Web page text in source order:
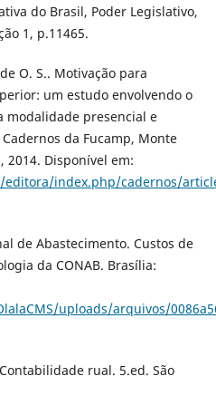
do Brasil, Poder Legislativo,
1, p.11465.
O. S.. Motivação para
um estudo envolvendo o
modalidade presencial e
da Fucamp, Monte
2014. Disponível em:
index.php/cadernos/
de Abastecimento. Custos de
da CONAB. Brasília:
uploads/arquivos/
rual. 5.ed. São